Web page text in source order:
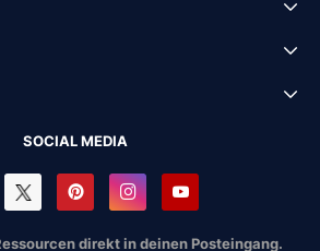
SOCIAL MEDIA
direkt in deinen Posteingang.